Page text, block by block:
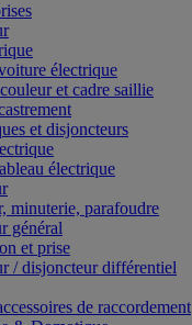
électrique
et cadre saillie
et disjoncteurs
électrique
minuterie, parafoudre
général
et prise
/ disjoncteur différentiel
de raccordement